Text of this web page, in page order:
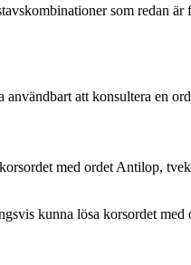
som redan
användbart att konsultera en
med ordet Antilop,
kunna lösa korsordet